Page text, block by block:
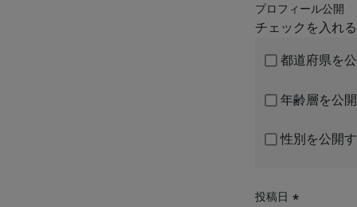
プロフィール公開
チェックを入れ
都道府県を
年齢層を公
性別を公開
投稿日